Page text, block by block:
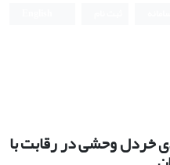
خردل ‌وحشی در رقابت با